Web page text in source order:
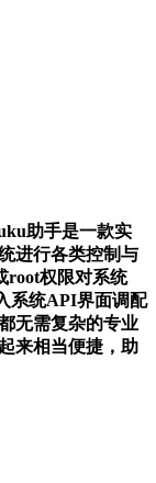
助手是一款实
进行各类控制与
root权限对系统
系统API界面调配
无需复杂的专业
来相当便捷，助